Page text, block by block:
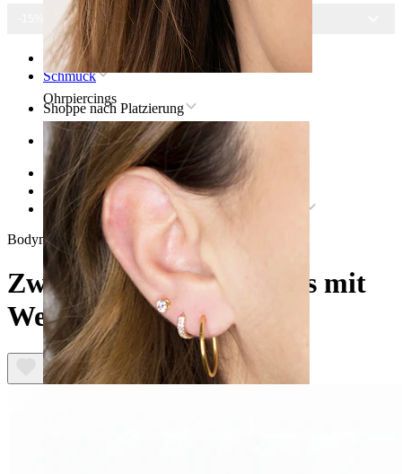
Ohrpiercings
-15% AUF ALLEN SCHMUCK
Startseite
Schmuck
Shoppe nach Platzierung
Ohr
Helix
Titan-Helix-Piercingschmuck
Zweier-Set Titan-Labrets mit Weltraum-Motiv
Bodymod Trend
Zweier-Set Titan-Labrets mit
Weltraum-Motiv